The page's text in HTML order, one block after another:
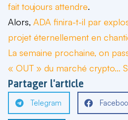
fait toujours attendre.
Alors, ADA finira-t-il par
projet éternellement en
La semaine prochaine, on
« OUT » du marché crypto…
Partager l'article
Telegram